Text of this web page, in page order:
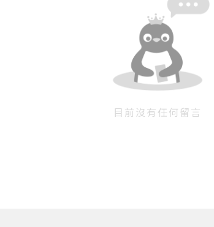
目前沒有任何留言